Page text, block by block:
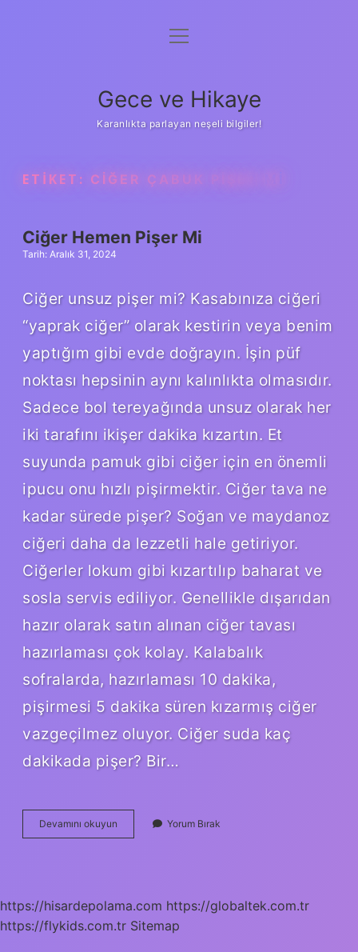
Anasayfa
Yasal Uyarı
menüyü
Gece ve Hikaye
Karanlıkta parlayan neşeli bilgiler!
ETIKET: CIĞER ÇABUK PIŞER MI
Ciğer Hemen Pişer Mi
Tarih: Aralık 31, 2024
Ciğer unsuz pişer mi? Kasabınıza ciğeri
“yaprak ciğer” olarak kestirin veya benim
yaptığım gibi evde doğrayın. İşin püf
noktası hepsinin aynı kalınlıkta olmasıdır.
Sadece bol tereyağında unsuz olarak her
iki tarafını ikişer dakika kızartın. Et
suyunda pamuk gibi ciğer için en önemli
ipucu onu hızlı pişirmektir. Ciğer tava ne
kadar sürede pişer? Soğan ve maydanoz
ciğeri daha da lezzetli hale getiriyor.
Ciğerler lokum gibi kızartılıp baharat ve
sosla servis ediliyor. Genellikle dışarıdan
hazır olarak satın alınan ciğer tavası
hazırlaması çok kolay. Kalabalık
sofralarda, hazırlaması 10 dakika,
pişirmesi 5 dakika süren kızarmış ciğer
vazgeçilmez oluyor. Ciğer suda kaç
dakikada pişer? Bir…
Devamını okuyun
Hemen
Yorum Bırak
https://hisardepolama.com https://globaltek.com.tr
https://flykids.com.tr Sitemap